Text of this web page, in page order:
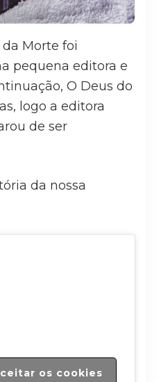
da Morte foi
pequena editora e
O Deus do
logo a editora
de ser
da nossa
os cookies